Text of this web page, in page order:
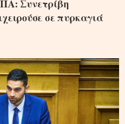
Συνετρίβη
σε πυρκαγιά